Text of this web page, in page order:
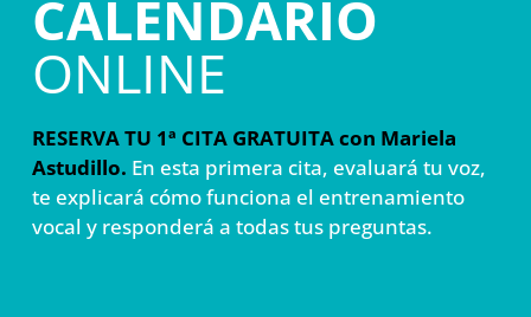
CALENDARIO
ONLINE
RESERVA TU 1ª CITA GRATUITA con Mariela
Astudillo. En esta primera cita, evaluará tu voz,
te explicará cómo funciona el entrenamiento
vocal y responderá a todas tus preguntas.